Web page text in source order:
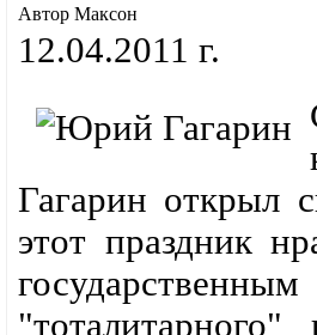
Автор Максон
12.04.2011 г.
Гагарин открыл
этот праздник